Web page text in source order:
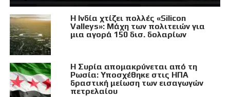
Η Ινδία χτίζει πολλές «Silicon
Valleys»: Μάχη των πολιτειών για
μια αγορά 150 δισ. δολαρίων
Η Συρία απομακρύνεται από τη
Ρωσία: Υποσχέθηκε στις ΗΠΑ
δραστική μείωση των εισαγωγών
πετρελαίου